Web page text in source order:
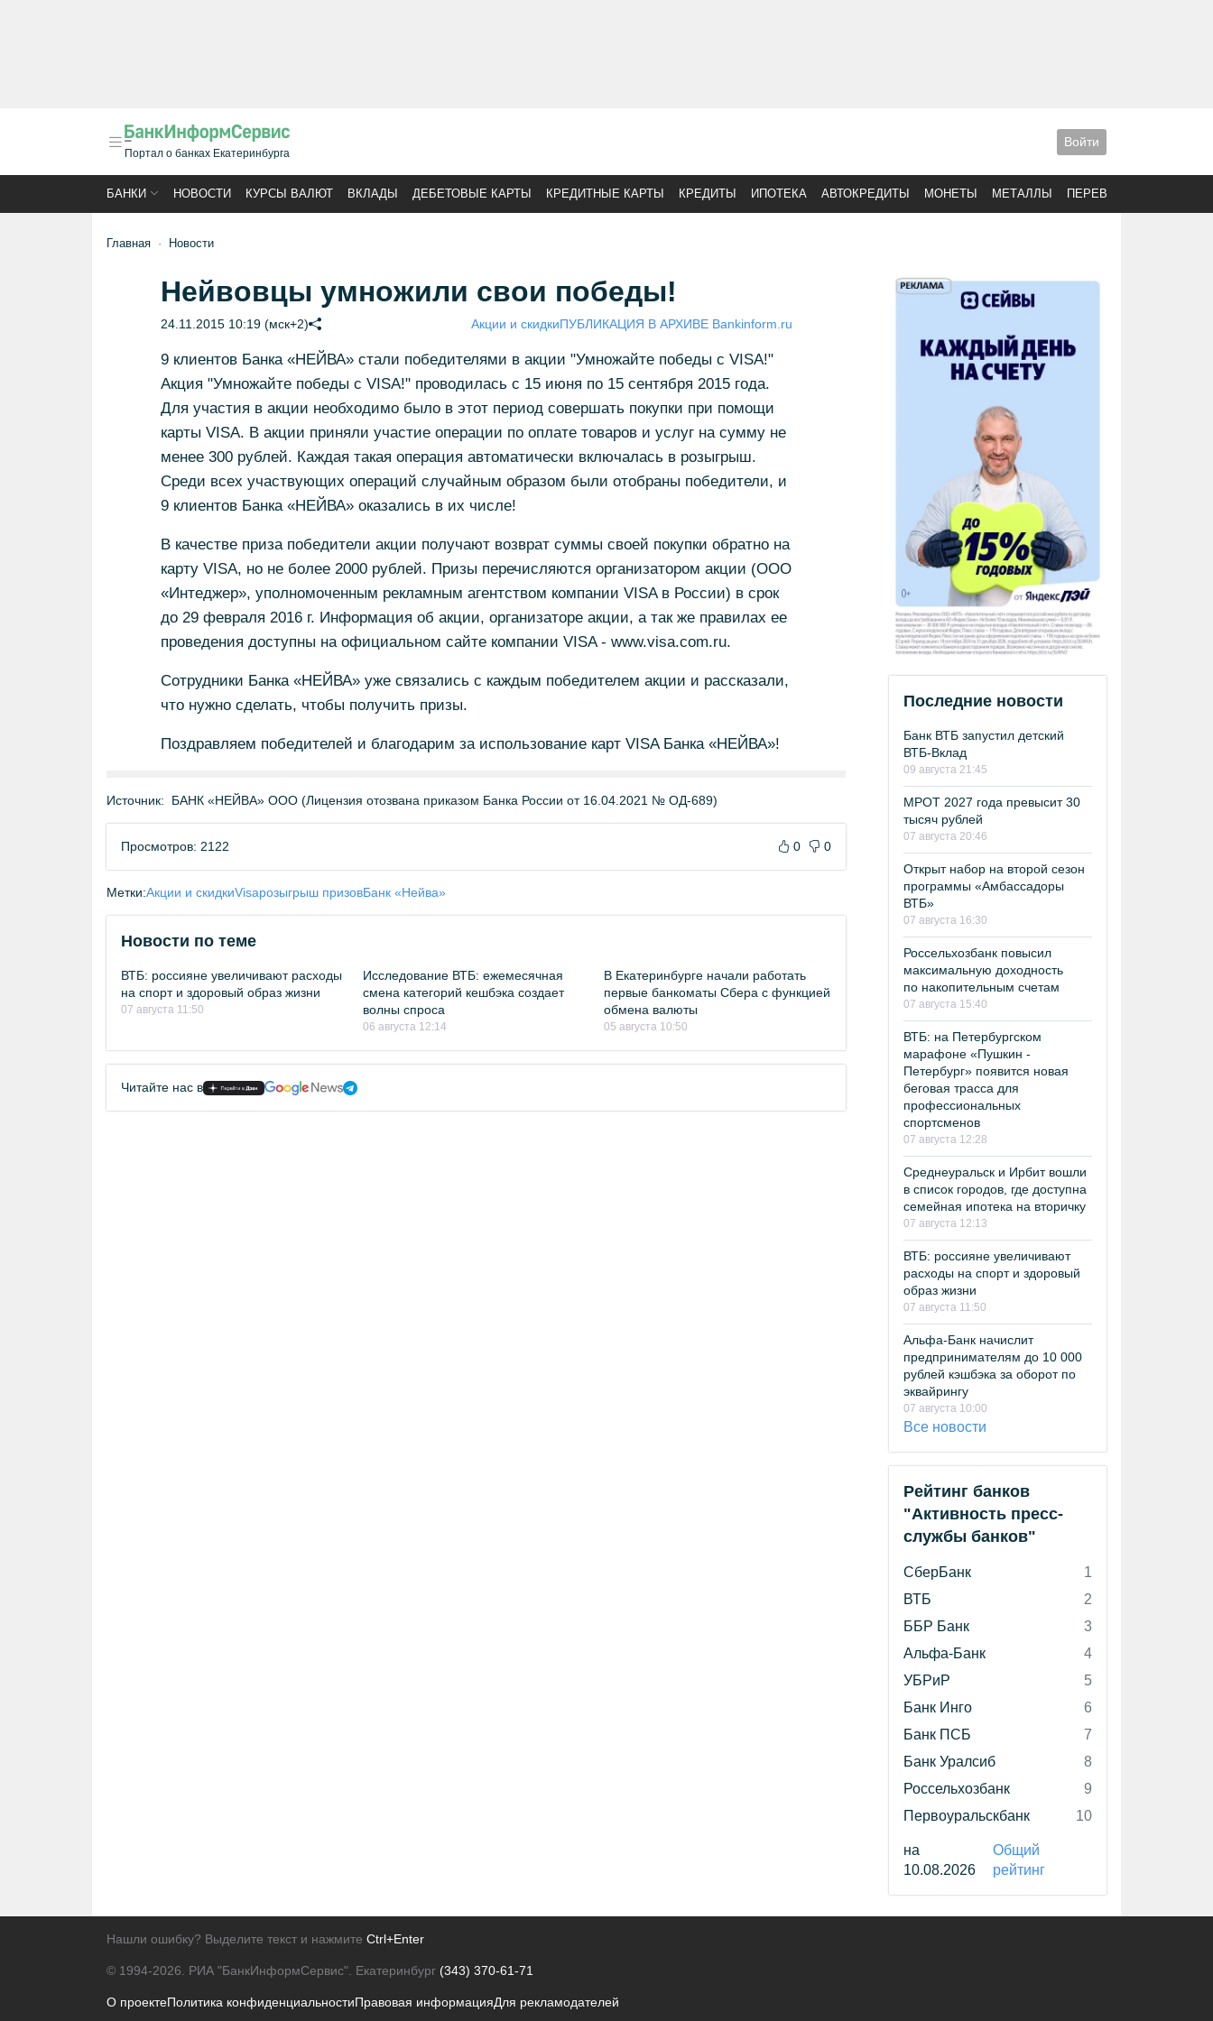
Портал о банках Екатеринбурга
Войти
БАНКИ НОВОСТИ КУРСЫ ВАЛЮТ ВКЛАДЫ ДЕБЕТОВЫЕ КАРТЫ КРЕДИТНЫЕ КАРТЫ КРЕДИТЫ ИПОТЕКА АВТОКРЕДИТЫ МОНЕТЫ МЕТАЛЛЫ ПЕРЕВОДЫ
Главная Новости
Нейвовцы умножили свои победы!
24.11.2015 10:19 (мск+2) Акции и скидкиПУБЛИКАЦИЯ В АРХИВЕ Bankinform.ru
9 клиентов Банка «НЕЙВА» стали победителями в акции "Умножайте победы с VISA!"
Акция "Умножайте победы с VISA!" проводилась с 15 июня по 15 сентября 2015 года.
Для участия в акции необходимо было в этот период совершать покупки при помощи
карты VISA. В акции приняли участие операции по оплате товаров и услуг на сумму не
менее 300 рублей. Каждая такая операция автоматически включалась в розыгрыш.
Среди всех участвующих операций случайным образом были отобраны победители, и
9 клиентов Банка «НЕЙВА» оказались в их числе!
В качестве приза победители акции получают возврат суммы своей покупки обратно на
карту VISA, но не более 2000 рублей. Призы перечисляются организатором акции (ООО
«Интеджер», уполномоченным рекламным агентством компании VISA в России) в срок
до 29 февраля 2016 г. Информация об акции, организаторе акции, а так же правилах ее
проведения доступны на официальном сайте компании VISA - www.visa.com.ru.
Сотрудники Банка «НЕЙВА» уже связались с каждым победителем акции и рассказали,
что нужно сделать, чтобы получить призы.
Поздравляем победителей и благодарим за использование карт VISA Банка «НЕЙВА»!
Источник: БАНК «НЕЙВА» ООО (Лицензия отозвана приказом Банка России от 16.04.2021 № ОД-689)
Просмотров: 2122 0 0
Метки:Акции и скидкиVisaрозыгрыш призовБанк «Нейва»
Новости по теме
ВТБ: россияне увеличивают расходы
на спорт и здоровый образ жизни
07 августа 11:50
Исследование ВТБ: ежемесячная
смена категорий кешбэка создает
волны спроса
06 августа 12:14
В Екатеринбурге начали работать
первые банкоматы Сбера с функцией
обмена валюты
05 августа 10:50
Читайте нас в
Последние новости
Банк ВТБ запустил детский
ВТБ-Вклад
09 августа 21:45
МРОТ 2027 года превысит 30
тысяч рублей
07 августа 20:46
Открыт набор на второй сезон
программы «Амбассадоры
ВТБ»
07 августа 16:30
Россельхозбанк повысил
максимальную доходность
по накопительным счетам
07 августа 15:40
ВТБ: на Петербургском
марафоне «Пушкин -
Петербург» появится новая
беговая трасса для
профессиональных
спортсменов
07 августа 12:28
Среднеуральск и Ирбит вошли
в список городов, где доступна
семейная ипотека на вторичку
07 августа 12:13
ВТБ: россияне увеличивают
расходы на спорт и здоровый
образ жизни
07 августа 11:50
Альфа-Банк начислит
предпринимателям до 10 000
рублей кэшбэка за оборот по
эквайрингу
07 августа 10:00
Все новости
Рейтинг банков
"Активность пресс-
службы банков"
СберБанк
1
ВТБ
2
ББР Банк
3
Альфа-Банк
4
УБРиР
5
Банк Инго
6
Банк ПСБ
7
Банк Уралсиб
8
Россельхозбанк
9
Первоуральскбанк
10
на
10.08.2026
Общий
рейтинг
Нашли ошибку? Выделите текст и нажмите Ctrl+Enter
© 1994-2026. РИА "БанкИнформСервис". Екатеринбург (343) 370-61-71
О проектеПолитика конфиденциальностиПравовая информацияДля рекламодателей